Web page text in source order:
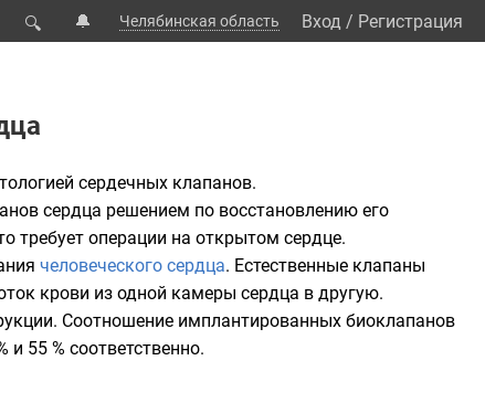
🔍 🔔 Челябинская область Вход / Регистрация
сердечных клапанов.
сердца решением по восстановлению его
требует операции на открытом сердце.
человеческого сердца. Естественные клапаны
крови из одной камеры сердца в другую.
Соотношение имплантированных биоклапанов
55 % соответственно.